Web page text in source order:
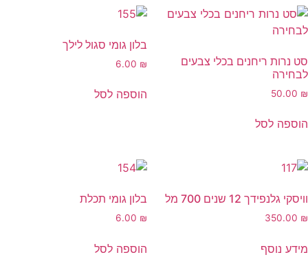
סט נרות ריחנים בכלי צבעים
לבחירה
50.00 ₪
הוספה לסל
בלון גומי סגול לילך
6.00 ₪
הוספה לסל
וויסקי גלנפידך 12 שנים 700 מל
350.00 ₪
מידע נוסף
בלון גומי תכלת
6.00 ₪
הוספה לסל